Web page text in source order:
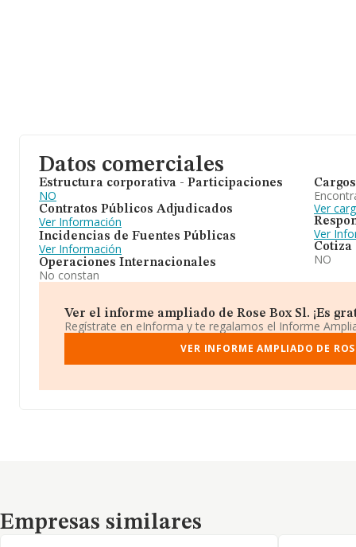
Datos comerciales
Estructura corporativa - Participaciones
NO
Contratos Públicos Adjudicados
Ver Información
Incidencias de Fuentes Públicas
Ver Información
Operaciones Internacionales
No constan
Cargos
Ver
Ver
Cotiza
NO
Ver el informe ampliado de Rose Box Sl. ¡Es
Regístrate en eInforma y te regalamos el Informe
VER INFORME AMPLIADO DE
Empresas similares
Empresas similares